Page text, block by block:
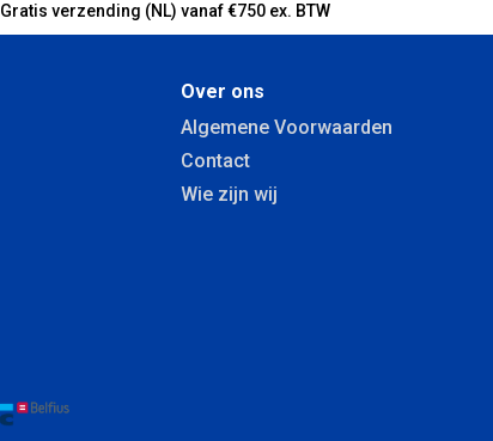
Gratis verzending (NL) vanaf €750 ex. BTW
Over ons
Algemene Voorwaarden
Contact
Wie zijn wij